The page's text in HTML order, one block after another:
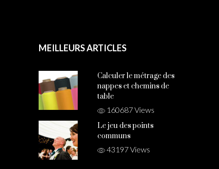
MEILLEURS ARTICLES
Calculer le métrage des
nappes et chemins de
table
160687 Views
Le jeu des points
communs
43197 Views